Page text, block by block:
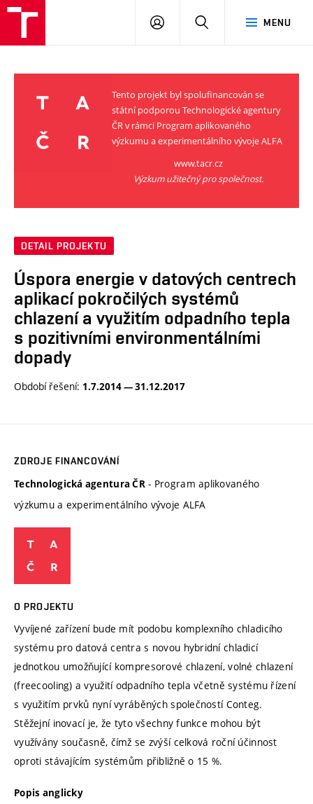
MENU
PŘIHLÁSIT
Tento projekt byl spolufinancován se
státní podporou Technologické agentury
ČR v rámci Program aplikovaného
výzkumu a experimentálního vývoje ALFA
www.tacr.cz
Výzkum užitečný pro společnost.
DETAIL PROJEKTU
Úspora energie v datových centrech
aplikací pokročilých systémů
chlazení a využitím odpadního tepla
s pozitivními environmentálními
dopady
Období řešení: 1.7.2014 — 31.12.2017
ZDROJE FINANCOVÁNÍ
Technologická agentura ČR - Program aplikovaného
výzkumu a experimentálního vývoje ALFA
O PROJEKTU
Vyvíjené zařízení bude mít podobu komplexního chladicího
systému pro datová centra s novou hybridní chladicí
jednotkou umožňující kompresorové chlazení, volné chlazení
(freecooling) a využití odpadního tepla včetně systému řízení
s využitím prvků nyní vyráběných společností Conteg.
Stěžejní inovací je, že tyto všechny funkce mohou být
využívány současně, čímž se zvýší celková roční účinnost
oproti stávajícím systémům přibližně o 15 %.
Popis anglicky